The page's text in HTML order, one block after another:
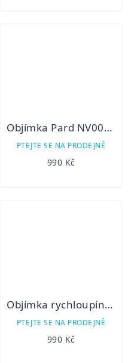
Objímka Pard NV007V a NV007A 45mm
PTEJTE SE NA PRODEJNĚ
990 Kč
Objímka rychloupínací Pard NV007S a NV007SP 45mm
PTEJTE SE NA PRODEJNĚ
990 Kč